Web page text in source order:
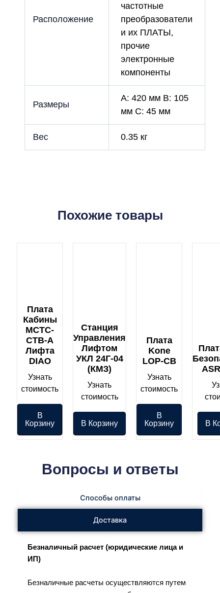
Расположение
частотные
преобразователи
и их ПЛАТЫ,
прочие
электронные
компоненты
Размеры
A: 420 мм B: 105
мм C: 45 мм
Вес 0.35 кг
Похожие товары
Плата
Кабины
MCTC-
CTB-A
Лифта
DIAO
Узнать
стоимость
В
Корзину
Станция
Управления
Лифтом
УКЛ 24Г-04
(КМЗ)
Узнать
стоимость
В Корзину
Плата
Kone
LOP-CB
Узнать
стоимость
В
Корзину
В
Вопросы и ответы
Способы оплаты
Доставка
Безналичный расчет (юридические лица и
ИП)
Безналичные расчеты осуществляются путем